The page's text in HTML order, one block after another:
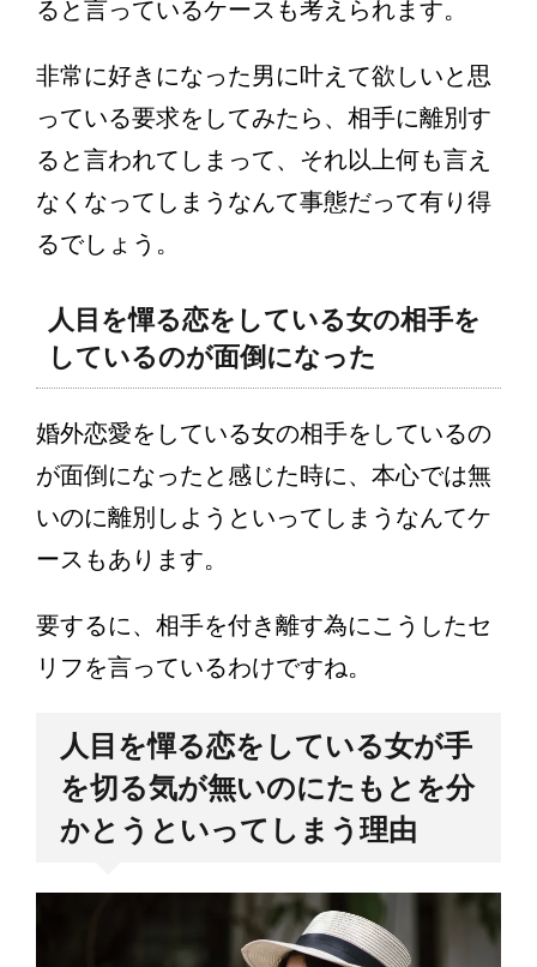
ると言っているケースも考えられます。
非常に好きになった男に叶えて欲しいと思
っている要求をしてみたら、相手に離別す
ると言われてしまって、それ以上何も言え
なくなってしまうなんて事態だって有り得
るでしょう。
人目を憚る恋をしている女の相手を
しているのが面倒になった
婚外恋愛をしている女の相手をしているの
が面倒になったと感じた時に、本心では無
いのに離別しようといってしまうなんてケ
ースもあります。
要するに、相手を付き離す為にこうしたセ
リフを言っているわけですね。
人目を憚る恋をしている女が手
を切る気が無いのにたもとを分
かとうといってしまう理由